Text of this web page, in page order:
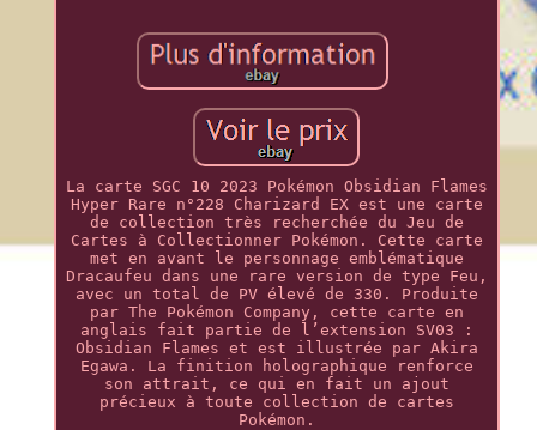
La carte SGC 10 2023 Pokémon Obsidian Flames
Hyper Rare n°228 Charizard EX est une carte
de collection très recherchée du Jeu de
Cartes à Collectionner Pokémon. Cette carte
met en avant le personnage emblématique
Dracaufeu dans une rare version de type Feu,
avec un total de PV élevé de 330. Produite
par The Pokémon Company, cette carte en
anglais fait partie de l’extension SV03 :
Obsidian Flames et est illustrée par Akira
Egawa. La finition holographique renforce
son attrait, ce qui en fait un ajout
précieux à toute collection de cartes
Pokémon.